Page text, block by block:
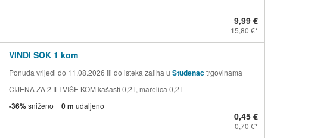
9,99 €
15,80 €
VINDI SOK 1 kom
Ponuda vrijedi do 11.08.2026 ili do isteka zaliha u Studenactrgovinama
CIJENA ZA 2 ILI VIŠE KOM kašasti 0,2 l, marelica 0,2 l
-36%sniženo 0 m udaljeno
0,45 €
0,70 €